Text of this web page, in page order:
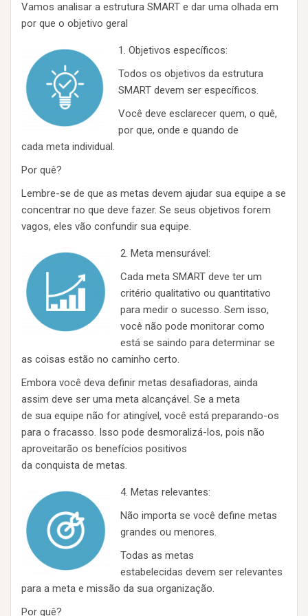
Vamos analisar a estrutura SMART e dar uma olhada em
por que o objetivo geral
1. Objetivos específicos:
Todos os objetivos da estrutura
SMART devem ser específicos.
Você deve esclarecer quem, o quê,
por que, onde e quando de
cada meta individual.
Por quê?
Lembre-se de que as metas devem ajudar sua equipe a se
concentrar no que deve fazer. Se seus objetivos forem
vagos, eles vão confundir sua equipe.
2. Meta mensurável:
Cada meta SMART deve ter um
critério qualitativo ou quantitativo
para medir o sucesso. Sem isso,
você não pode monitorar como
está se saindo para determinar se
as coisas estão no caminho certo.
Embora você deva definir metas desafiadoras, ainda
assim deve ser uma meta alcançável. Se a meta
de sua equipe não for atingível, você está preparando-os
para o fracasso. Isso pode desmoralizá-los, pois não
aproveitarão os benefícios positivos
da conquista de metas.
4. Metas relevantes:
Não importa se você define metas
grandes ou menores.
Todas as metas
estabelecidas devem ser relevantes
para a meta e missão da sua organização.
Por quê?